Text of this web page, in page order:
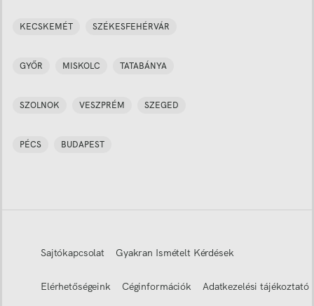
KECSKEMÉT SZÉKESFEHÉRVÁR
GYŐR MISKOLC TATABÁNYA
SZOLNOK VESZPRÉM SZEGED
PÉCS BUDAPEST
Sajtókapcsolat Gyakran Ismételt Kérdések
Elérhetőségeink Céginformációk Adatkezelési tájékoztató